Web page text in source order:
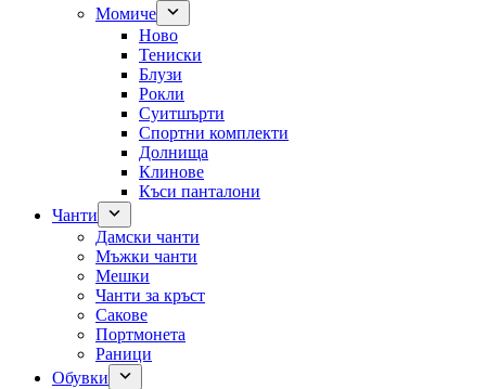
Момиче
Ново
Тениски
Блузи
Рокли
Суитшърти
Спортни комплекти
Долнища
Клинове
Къси панталони
Чанти
Дамски чанти
Мъжки чанти
Мешки
Чанти за кръст
Сакове
Портмонета
Раници
Обувки